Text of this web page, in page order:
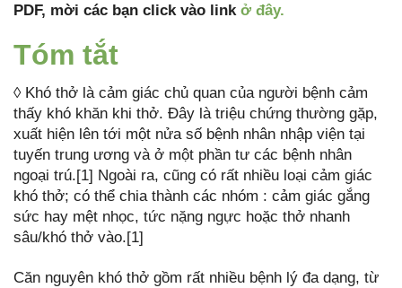
PDF, mời các bạn click vào link ở đây.
Tóm tắt
◊ Khó thở là cảm giác chủ quan của người bệnh cảm
thấy khó khăn khi thở. Đây là triệu chứng thường gặp,
xuất hiện lên tới một nửa số bệnh nhân nhập viện tại
tuyến trung ương và ở một phần tư các bệnh nhân
ngoại trú.[1] Ngoài ra, cũng có rất nhiều loại cảm giác
khó thở; có thể chia thành các nhóm : cảm giác gắng
sức hay mệt nhọc, tức nặng ngực hoặc thở nhanh
sâu/khó thở vào.[1]
Căn nguyên khó thở gồm rất nhiều bệnh lý đa dạng, từ